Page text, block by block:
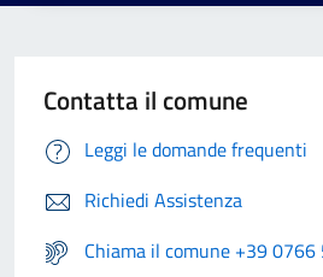
Contatta il comune
Leggi le domande frequenti
Richiedi Assistenza
Chiama il comune +39 0766